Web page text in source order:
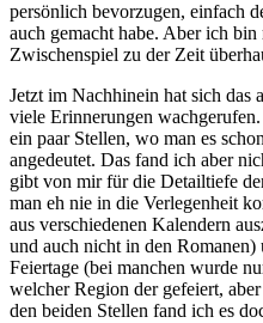
persönlich bevorzugen, einfach
auch gemacht habe. Aber ich
Zwischenspiel zu der Zeit
Jetzt im Nachhinein hat sich das
viele Erinnerungen
ein paar Stellen, wo man es
angedeutet. Das fand ich aber
gibt von mir für die Detailtiefe
man eh nie in die Verlegenheit
aus verschiedenen Kalendern
und auch nicht in den
Feiertage (bei manchen wurde
welcher Region der gefeiert,
den beiden Stellen fand ich es